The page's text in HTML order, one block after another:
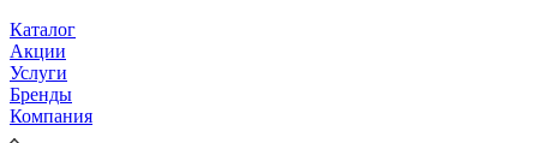
Каталог
Акции
Услуги
Бренды
Компания